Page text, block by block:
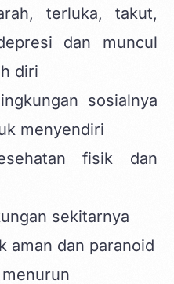
terluka, takut,
dan muncul
diri
sosialnya
menyendiri
fisik dan
sekitarnya
aman dan paranoid